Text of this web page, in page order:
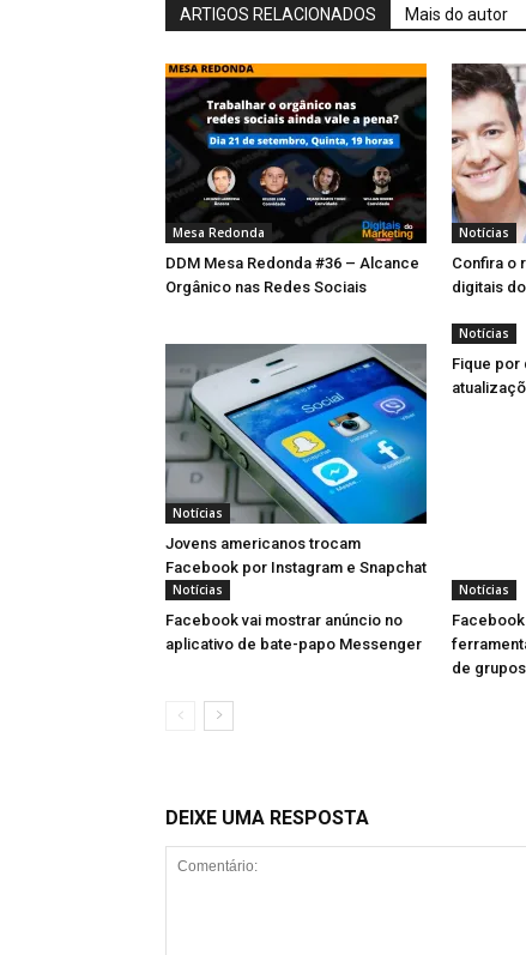
ARTIGOS RELACIONADOS Mais do autor
Mesa Redonda
DDM Mesa Redonda #36 – Alcance
Orgânico nas Redes Sociais
Notícias
Confira o
digitais
Notícias
Jovens americanos trocam
Facebook por Instagram e Snapchat
Notícias
Fique por
Notícias
Facebook vai mostrar anúncio no
aplicativo de bate-papo Messenger
Notícias
de grupos
DEIXE UMA RESPOSTA